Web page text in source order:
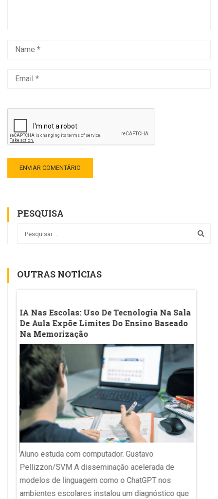
PESQUISA
OUTRAS NOTÍCIAS
IA Nas Escolas: Uso De Tecnologia Na Sala
De Aula Expõe Limites Do Ensino Baseado
Na Memorização
Aluno estuda com computador. Gustavo
Pellizzon/SVM A disseminação acelerada de
modelos de linguagem como o ChatGPT nos
ambientes escolares instalou um diagnóstico que